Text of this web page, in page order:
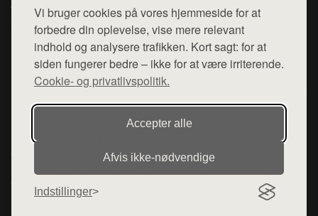
Vi bruger cookies på vores hjemmeside for at
forbedre din oplevelse, vise mere relevant
indhold og analysere trafikken. Kort sagt: for at
siden fungerer bedre – ikke for at være irriterende.
Cookie- og privatlivspolitik.
Accepter alle
Afvis ikke‑nødvendige
Indstillinger
Top Rabatter
Kontakt
Mail: hej@want.dk
Cookie- og privatlivspolitik
Denne side er en del af want.dk, der udgiver en række
hjemmesider med præsentation af forskellige produkter fra
diverse webshops. Der sælges ikke varer fra denne side - vi
henviser til de shops, som sælger varen. Vi har heller ikke
varerne på lager.